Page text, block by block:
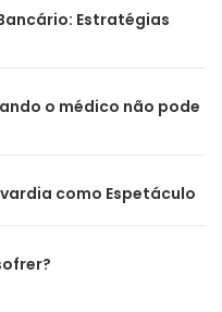
Estratégias
o médico não pode
como Espetáculo